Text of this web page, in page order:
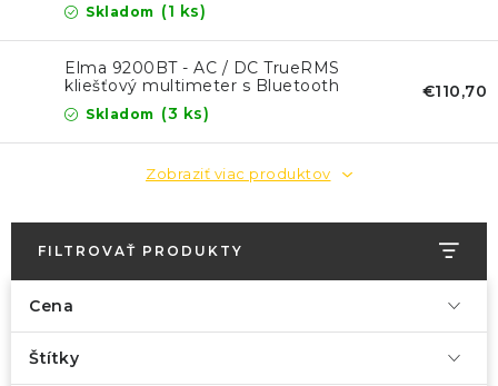
ZNAČKY
Obchodné podmienky GDPR Slovník pojmov
Skladom (1 ks)
Elma 9200BT - AC / DC TrueRMS
kliešťový multimeter s Bluetooth
Skladom (3 ks)
€110,70
Zobraziť viac produktov
FILTROVAŤ PRODUKTY
Cena
Štítky